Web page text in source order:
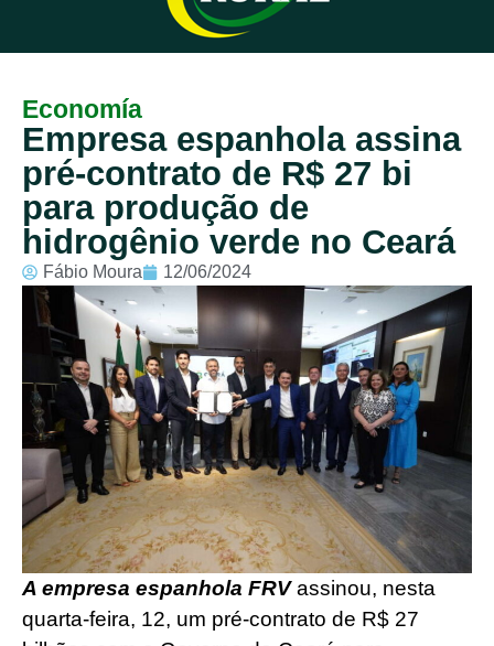
Economía
Empresa espanhola assina
pré-contrato de R$ 27 bi
para produção de
hidrogênio verde no Ceará
Fábio Moura 12/06/2024
A empresa espanhola FRVassinou, nesta
quarta-feira, 12, um pré-contrato de R$ 27